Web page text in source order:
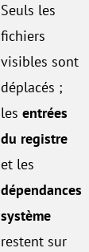
Seuls les
fichiers
visibles sont
déplacés ;
les entrées
du registre
et les
dépendances
système
restent sur